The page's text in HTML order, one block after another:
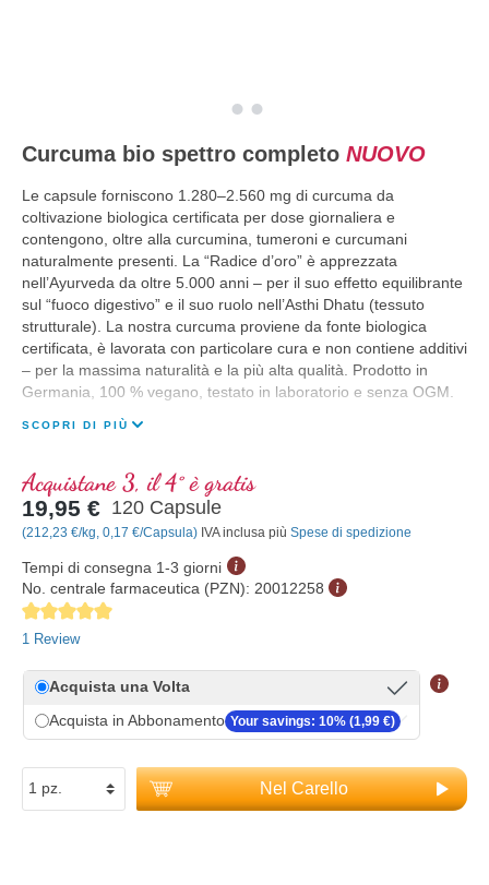
Curcuma bio spettro completo NUOVO
Le capsule forniscono 1.280–2.560 mg di curcuma da
coltivazione biologica certificata per dose giornaliera e
contengono, oltre alla curcumina, tumeroni e curcumani
naturalmente presenti. La “Radice d’oro” è apprezzata
nell’Ayurveda da oltre 5.000 anni – per il suo effetto equilibrante
sul “fuoco digestivo” e il suo ruolo nell’Asthi Dhatu (tessuto
strutturale). La nostra curcuma proviene da fonte biologica
certificata, è lavorata con particolare cura e non contiene additivi
– per la massima naturalità e la più alta qualità. Prodotto in
Germania, 100 % vegano, testato in laboratorio e senza OGM.
SCOPRI DI PIÙ
Acquistane 3, il 4° è gratis
19,95 € 120 Capsule
(212,23 €/kg, 0,17 €/Capsula) IVA inclusa più Spese di spedizione
Tempi di consegna 1-3 giorni
No. centrale farmaceutica (PZN): 20012258
Average rating of 5 out of 5 stars
1 Review
Acquista una Volta
Acquista in Abbonamento Your savings: 10% (1,99 €)
Nel Carello